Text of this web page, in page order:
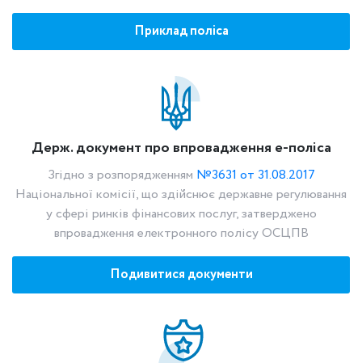
Приклад поліса
Держ. документ про впровадження е-поліса
Згідно з розпорядженням №3631 от 31.08.2017
Національної комісії, що здійснює державне регулювання
у сфері ринків фінансових послуг, затверджено
впровадження електронного полісу ОСЦПВ
Подивитися документи